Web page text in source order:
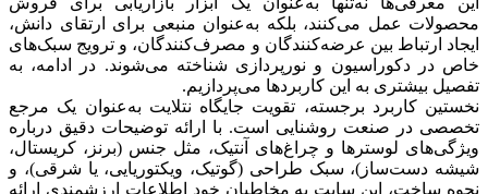
عمل می‌کنند، بلکه به‌عنوان منبعی برای ارتقای دانش،
ارتباط بین عرضه‌کنندگان و مصرف‌کنندگان، و ترویج سبک‌های
در دکوراسیون و نورپردازی شناخته می‌شوند. در ادامه، به
بیشتری به این کاربردها می‌پردازیم.
کاربرد برجسته، تقویت جایگاه نتلایت به‌عنوان یک مرجع
در صنعت روشنایی است. با ارائه توضیحات دقیق درباره
لوسترها و چراغ‌های آنتیک، مثل جنس (برنز، کریستال،
دست‌ساز)، سبک طراحی (گوتیک، ویکتوریایی، یا شرقی)، و
ساخت، این سایت به مخاطبان خود اطلاعات ارزشمندی ارائه